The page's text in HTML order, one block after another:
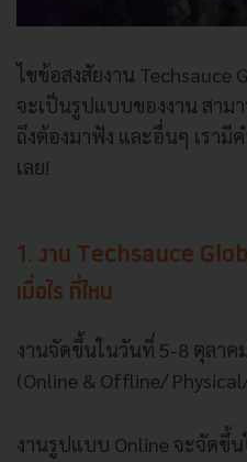
ไขข้อสงสัยงาน Techsauce
จะเป็นรูปแบบของงาน สาม
ถึงต้องมาฟัง และอื่นๆ เรา
เลย!
1. งาน Techsauce
เมื่อไร ที่ไหน
งานจัดขึ้นในวันที่ 5-8 ตุลาค
(Online & Offline/
งานรูปแบบ Online จะจัดขึ้น